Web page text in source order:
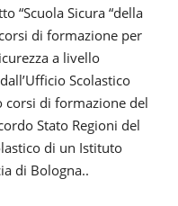
“Scuola Sicura “della
di formazione per
a livello
Scolastico
corsi di formazione del
Stato Regioni del
di un Istituto
di Bologna..